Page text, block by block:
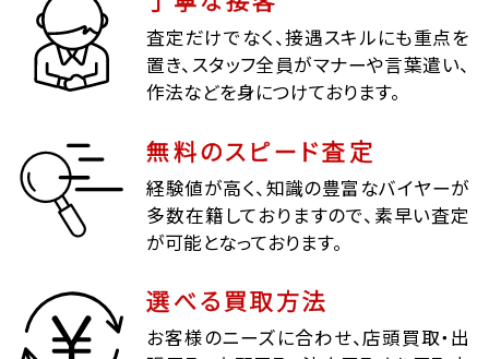
査定だけでなく、接遇スキルにも重点を
置き、スタッフ全員がマナーや言葉遣い、
作法などを身につけております。
無料のスピード査定
経験値が高く、知識の豊富なバイヤーが
多数在籍しておりますので、素早い査定
が可能となっております。
選べる買取方法
お客様のニーズに合わせ、店頭買取・出